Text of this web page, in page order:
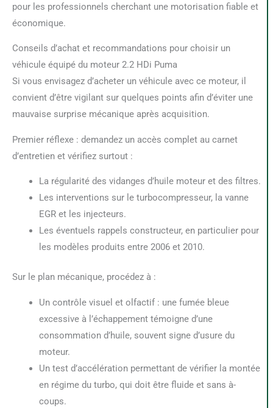
pour les professionnels cherchant une motorisation fiable et
économique.
Conseils d’achat et recommandations pour choisir un
véhicule équipé du moteur 2.2 HDi Puma
Si vous envisagez d’acheter un véhicule avec ce moteur, il
convient d’être vigilant sur quelques points afin d’éviter une
mauvaise surprise mécanique après acquisition.
Premier réflexe : demandez un accès complet au carnet
d’entretien et vérifiez surtout :
La régularité des vidanges d’huile moteur et des filtres.
Les interventions sur le turbocompresseur, la vanne
EGR et les injecteurs.
Les éventuels rappels constructeur, en particulier pour
les modèles produits entre 2006 et 2010.
Sur le plan mécanique, procédez à :
Un contrôle visuel et olfactif : une fumée bleue
excessive à l’échappement témoigne d’une
consommation d’huile, souvent signe d’usure du
moteur.
Un test d’accélération permettant de vérifier la montée
en régime du turbo, qui doit être fluide et sans à-
coups.